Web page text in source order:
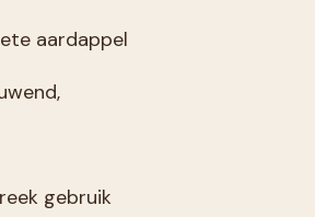
aardappel
gebruik